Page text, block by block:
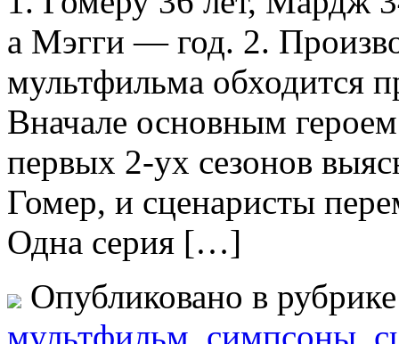
а Мэгги — год. 2.
мультфильма обходится
Вначале основным
первых 2-ух сезонов
Гомер, и сценаристы
Одна серия […]
Опубликовано в
мультфильм, симпсоны,